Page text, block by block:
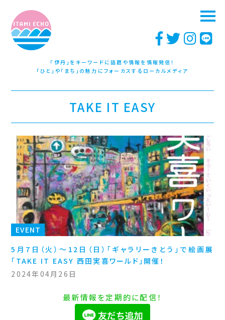
「伊丹」をキーワードに話題や情報を情報発信！
「ひと」や「まち」の魅力にフォーカスするローカルメディア
TAKE IT EASY
EVENT
5月7日（火）～12日（日）「ギャラリーきとう」で絵画展
「TAKE IT EASY 西田実喜ワールド」開催！
2024年04月26日
最新情報を定期的に配信！